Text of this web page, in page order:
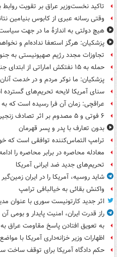
تاکید نخست‌وزیر عراق بر تقویت روابط
وقتی رسانه عبری از کابوس بنیامین
هیچ دولتی به اندازۀ ما در جهت
پزشکیان: هرگز استعفا نداده‌ام و
تجاوزات مجدد رژیم صهیونیستی به
حمله به ۱۵ نفتکش‌ اماراتی از ابتدای جنگ
پزشکیان: ما نوکر مردم و در خدمت
سنای آمریکا لایحه تحریم‌های گسترده
عراقچی: زمان آن فرا رسیده است که
۶ فوتی و ۵ مصدوم بر اثر تصادف زنجیره‌ای
بدون تعارف با پدر و پسر قهرمان
ترامپ التماس‌کننده توافقی است که
معادله محاصره در برابر محاصره را
تحریم‌های جدید ضد ایرانی آمریکا
شاید روسیه، آمریکا را در ایران
واکنش بقائی به خیالبافی ترامپ
اثر جدید کارتونیست سوری با عنوان
راز قدرت ایران، امنیت پایدار و بومی
به تعویق افتادن پاسخ مقاومت عراق
اظهارات وزیر خزانه‌داری آمریکا با
حکم دادگاه آمریکا برای توقف ساخت